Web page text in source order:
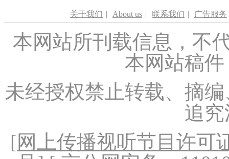
关于我们 | About us | 联系我们 | 广告服务
本网站所刊载信息，不
本网站稿
未经授权禁止转载、摘
追
[网上传播视听节目许可